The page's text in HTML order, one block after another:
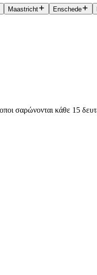
Maastricht Enschede
σαρώνονται κάθε 15